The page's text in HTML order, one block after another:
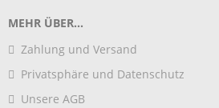
MEHR ÜBER...
Zahlung und Versand
Privatsphäre und Datenschutz
Unsere AGB